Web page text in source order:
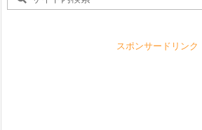
スポンサードリンク